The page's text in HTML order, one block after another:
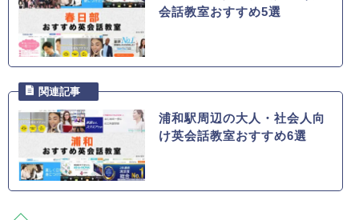
会話教室おすすめ5選
浦和駅周辺の大人・社会人向
け英会話教室おすすめ6選